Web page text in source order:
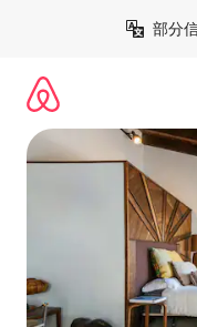
部分